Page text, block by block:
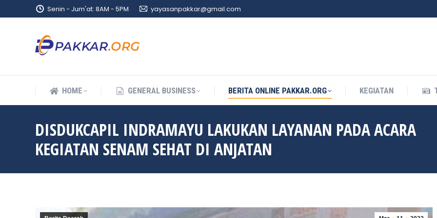
Senin - Jum'at: 8AM - 5PM yayasanpakkar@gmail.com
HOME GENERAL BUSINESS BERITA ONLINE PAKKAR.ORG KEGIATAN
DISDUKCAPIL INDRAMAYU LAKUKAN LAYANAN PADA ACARA
KEGIATAN SENAM SEHAT DI ANJATAN
HOME GENERAL BUSINESS BERITA ONLINE PAKKAR.ORG KEGIATAN